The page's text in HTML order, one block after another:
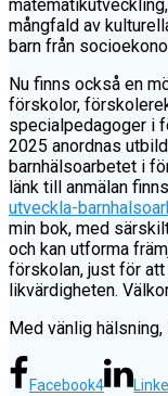
mångfald av
barn från
Nu finns också en
förskolor,
specialpedagoger i
2025 anordnas
barnhälsoarbetet i
länk till anmälan
utveckla-
min bok, med
och kan utforma
förskolan, just för
likvärdigheten.
Med vänlig
Facebook4